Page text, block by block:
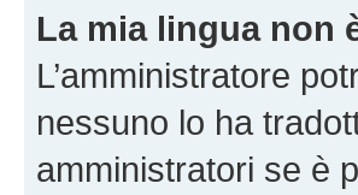
La mia lingua non
L’amministratore
nessuno lo ha
amministratori se è